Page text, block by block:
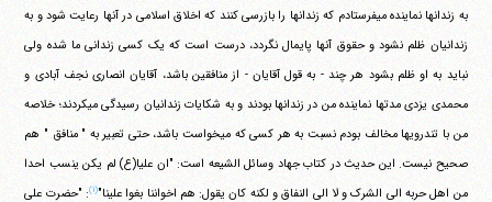
به زندانها نماینده می‎فرستادم که زندانها را بازرسی کنند که اخلاق اسلامی در آنها رعایت شود و به
زندانیان ظلم نشود و حقوق آنها پایمال نگردد، درست است که یک کسی زندانی ما شده ولی
نباید به او ظلم بشود هر چند - به قول آقایان - از منافقین باشد، آقایان انصاری نجف آبادی و
محمدی یزدی مدتها نماینده من در زندانها بودند و به شکایات زندانیان رسیدگی می‎کردند؛ خلاصه
من با تندرویها مخالف بودم نسبت به هر کسی که می‎خواست باشد، حتی تعبیر به " منافق " هم
صحیح نیست. این حدیث در کتاب جهاد وسائل الشیعه است: "ان علیا(ع) لم یکن ینسب احدا
من اهل حربه الی الشرک و لا الی النفاق و لکنه کان یقول: هم اخواننا بغوا علینا"(۱) : "حضرت علی